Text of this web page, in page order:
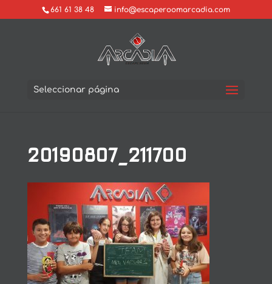
661 61 38 48 info@escaperoomarcadia.com
Seleccionar página
20190807_211700